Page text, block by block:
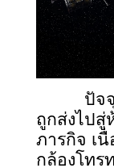
ปัจจุบัน
ถูกส่งไปสู่
ภารกิจ เ
กล้องโทร